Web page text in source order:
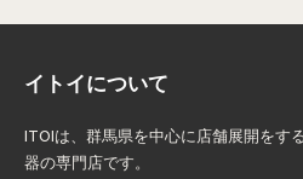
イトイについて
ITOIは、群馬県を中心に店舗展開をす
器の専門店です。